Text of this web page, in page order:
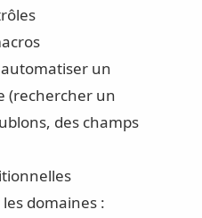
un
(rechercher un
des champs
domaines :